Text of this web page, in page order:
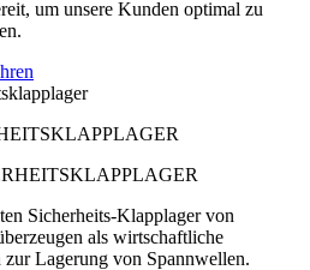
um unsere Kunden optimal zu
Sicherheits-Klapplager von
als wirtschaftliche
zur Lagerung von Spannwellen.